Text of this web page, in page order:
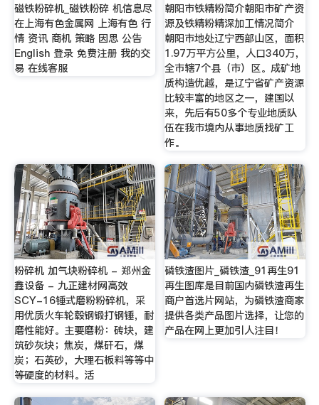
磁铁粉碎机_磁铁粉碎 机信息尽
在上海有色金属网 上海有色 行
情 资讯 商机 策略 因思 公告
English 登录 免费注册 我的交
易 在线客服
朝阳市铁精粉简介朝阳市矿产资
源及铁精粉精深加工情况简介
朝阳市地处辽宁西部山区，面积
1.97万平方公里，人口340万，
全市辖7个县（市）区。成矿地
质构造优越，是辽宁省矿产资源
比较丰富的地区之一，建国以
来，先后有50多个专业地质队
伍在我市境内从事地质找矿工
作。
粉碎机 加气块粉碎机 - 郑州金
鑫设备 - 九正建材网高效
SCY-16锤式磨粉粉碎机，采
用优质火车轮毂钢锻打钢锤，耐
磨性能好。主要磨粉：砖块，建
筑砂灰块；焦炭，煤矸石，煤
炭；石英砂，大理石板料等等中
等硬度的材料。活
磷铁渣图片_磷铁渣_91再生91
再生图库是目前国内磷铁渣再生
商户首选片网站，为磷铁渣商家
提供各类产品图片选择，让您的
产品在网上更加引人注目！